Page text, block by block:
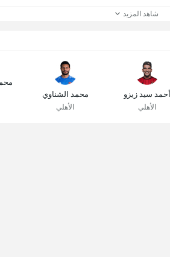
شاهد المزيد
أحمد سيد زيزو
الأهلي
محمد الشناوي
الأهلي